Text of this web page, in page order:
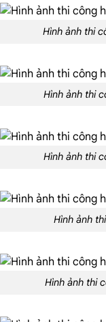
Hình ảnh thi
Hình ảnh thi
Hình ảnh thi
Hình ảnh
Hình ảnh thi